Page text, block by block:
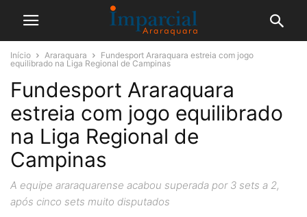
Início Araraquara
Fundesport Araraquara estreia com jogo
equilibrado na Liga Regional de Campinas
Fundesport Araraquara
estreia com jogo equilibrado
na Liga Regional de
Campinas
A equipe araraquarense acabou superada por 3 sets a 2,
após cinco sets muito disputados